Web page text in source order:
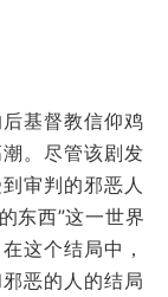
基督教信仰鸡
。尽管该剧发
审判的邪恶人
东西”这一世界
这个结局中，
恶的人的结局